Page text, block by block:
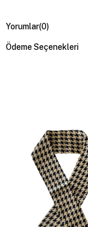
Yorumlar(0)
Ödeme Seçenekleri